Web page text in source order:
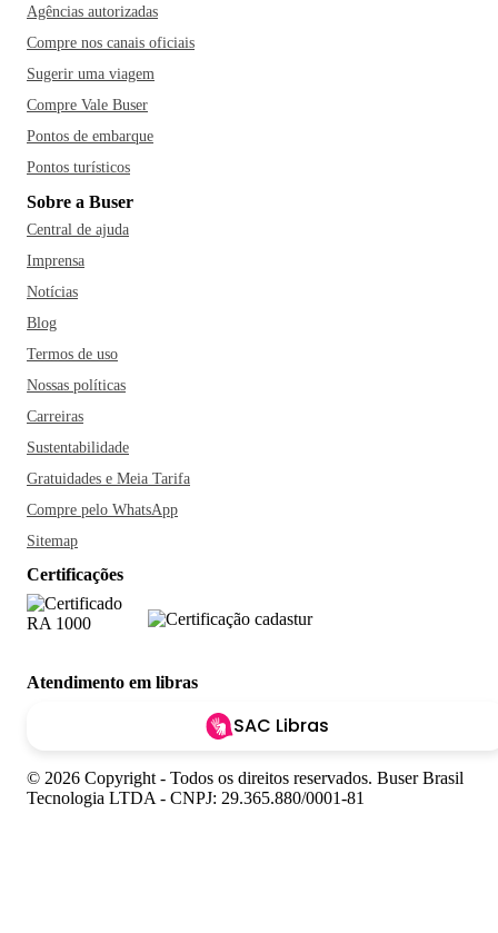
Agências autorizadas
Compre nos canais oficiais
Sugerir uma viagem
Compre Vale Buser
Pontos de embarque
Pontos turísticos
Sobre a Buser
Central de ajuda
Imprensa
Notícias
Blog
Termos de uso
Nossas políticas
Carreiras
Sustentabilidade
Gratuidades e Meia Tarifa
Compre pelo WhatsApp
Sitemap
Certificações
Atendimento em libras
SAC Libras
© 2026 Copyright - Todos os direitos reservados. Buser Brasil
Tecnologia LTDA - CNPJ: 29.365.880/0001-81